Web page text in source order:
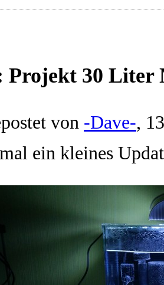
Projekt 30 Liter
von -Dave-,
ein kleines